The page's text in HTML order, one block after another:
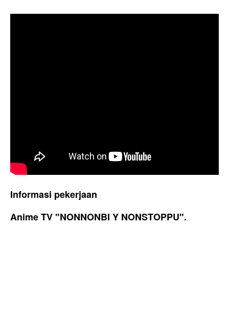
Informasi pekerjaan
Anime TV"NONNONBI Y NONSTOPPU".